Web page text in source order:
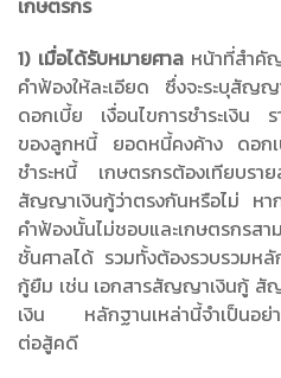
เกษตรกร
1) เมื่อได้รับหมายศาลหน้าที่สำคัญ
คำฟ้องให้ละเอียด ซึ่งจะระบุสั
ดอกเบี้ย เงื่อนไขการชำระเงิน ร
ของลูกหนี้ ยอดหนี้คงค้าง ดอกเ
ชำระหนี้ เกษตรกรต้องเทียบราย
สัญญาเงินกู้ว่าตรงกันหรือไม่ หา
คำฟ้องนั้นไม่ชอบและเกษตรกรสา
ชั้นศาลได้ รวมทั้งต้องรวบรวมห
กู้ยืม เช่น เอกสารสัญญาเงินกู้ สั
เงิน หลักฐานเหล่านี้จำเป็นอย่า
ต่อสู้คดี